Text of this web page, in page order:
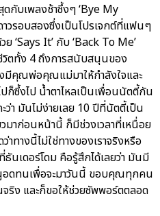
กับเพลงช้าซึ้งๆ ‘Bye My
วรอบสองซึ่งเป็นโปรเจกต์ที่แฟนๆ
‘Says It’ กับ ‘Back To Me’
ตทั้ง 4 ถึงการสนับสนุนของ
มีคุณพ่อคุณแม่มาให้กำลังใจและ
ก็ซึ้งไป น้ำตาไหลเป็นเพื่อนนัตตี้กัน
า มันไม่ง่ายเลย 10 ปีที่นัตตี้เป็น
าก่อนหน้านี้ ก็มีช่วงเวลาที่เหนื่อย
ทางนี้ไม่ใช่ทางของเราจริงหรือ
นเดอร์โดม คือรู้สึกได้เลยว่า มันมี
อดทนเพื่อจะมาวันนี้ ขอบคุณทุกคน
ริง และก็ขอให้ช่วยซัพพอร์ตตลอด